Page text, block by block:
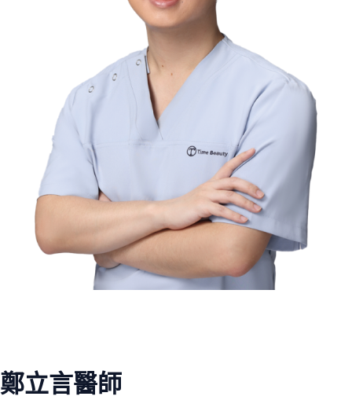
鄭立言醫師